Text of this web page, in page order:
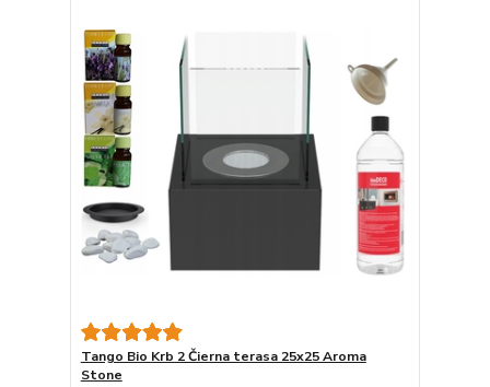
Tango Bio Krb 2 Čierna terasa 25x25 Aroma
Stone